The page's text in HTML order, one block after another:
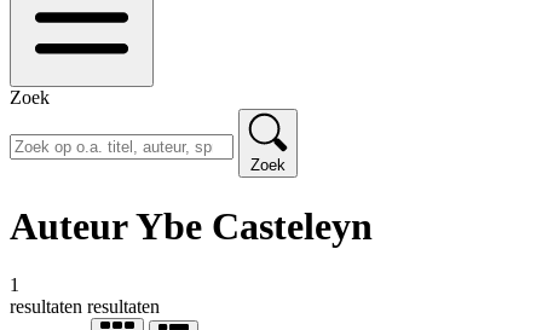
Zoek
Zoek
Auteur Ybe Casteleyn
1
resultaten resultaten